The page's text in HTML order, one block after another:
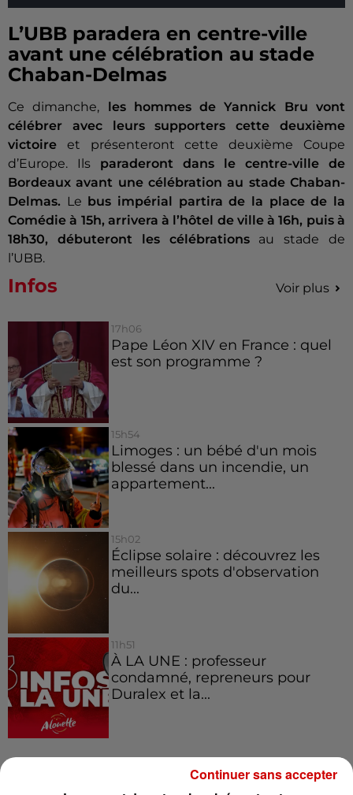
L’UBB paradera en centre-ville
avant une célébration au stade
Chaban-Delmas
Ce dimanche,
les hommes de Yannick Bru vont
célébrer avec leurs supporters cette deuxième
victoire et présenteront cette deuxième Coupe
d’Europe. Ils paraderont dans le centre-ville de
Bordeaux avant une célébration au stade Chaban-
Delmas. Le bus impérial partira de la place de la
Comédie à 15h, arrivera à l’hôtel de ville à 16h, puis à
18h30, débuteront les célébrationsau stade de
l’UBB.
Infos Voir plus
17h06
Pape Léon XIV en France : quel
est son programme ?
15h54
Limoges : un bébé d'un mois
blessé dans un incendie, un
appartement...
15h02
Éclipse solaire : découvrez les
meilleurs spots d'observation
du...
11h51
À LA UNE : professeur
condamné, repreneurs pour
Duralex et la...
Voir plus
Continuer sans accepter